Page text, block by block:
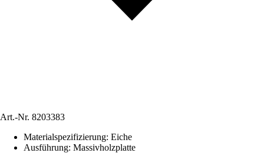
Art.-Nr. 8203383
Materialspezifizierung: Eiche
Ausführung: Massivholzplatte